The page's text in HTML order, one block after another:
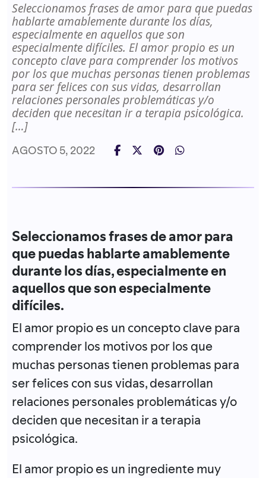
Seleccionamos frases de amor para que puedas
hablarte amablemente durante los días,
especialmente en aquellos que son
especialmente difíciles. El amor propio es un
concepto clave para comprender los motivos
por los que muchas personas tienen problemas
para ser felices con sus vidas, desarrollan
relaciones personales problemáticas y/o
deciden que necesitan ir a terapia psicológica.
[…]
AGOSTO 5, 2022
Seleccionamos frases de amor para
que puedas hablarte amablemente
durante los días, especialmente en
aquellos que son especialmente
difíciles.
El amor propio es un concepto clave para
comprender los motivos por los que
muchas personas tienen problemas para
ser felices con sus vidas, desarrollan
relaciones personales problemáticas y/o
deciden que necesitan ir a terapia
psicológica.
El amor propio es un ingrediente muy